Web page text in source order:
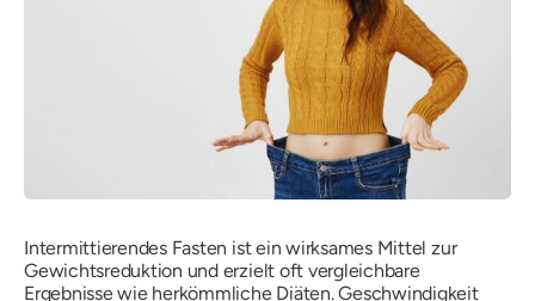
Intermittierendes Fasten ist ein wirksames Mittel zur
Gewichtsreduktion und erzielt oft vergleichbare
Ergebnisse wie herkömmliche Diäten. Geschwindigkeit